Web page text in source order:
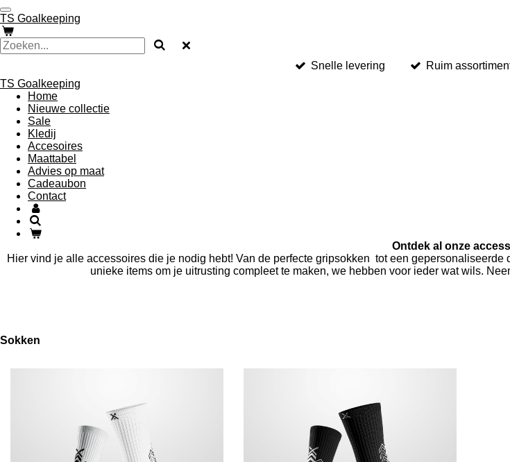
Ga
direct
naar
de
TS Goalkeeping
Snelle levering Ruim
TS Goalkeeping
Home
Nieuwe collectie
Sale
Kledij
Accesoires
Maattabel
Advies op maat
Cadeaubon
Contact
Ontdek al onze
Hier vind je alle accessoires die je nodig hebt! Van de perfecte gripsokken tot een
unieke items om je uitrusting compleet te maken, we hebben voor ieder wat wils.
Sokken